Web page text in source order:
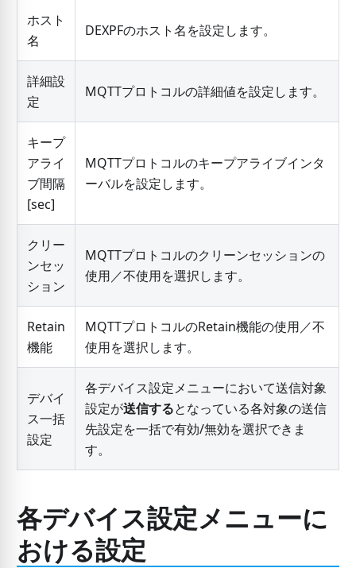
ホスト
名
DEXPFのホスト名を設定します。
詳細設
定
MQTTプロトコルの詳細値を設定します。
キープ
アライ
ブ間隔
[sec]
MQTTプロトコルのキープアライブインタ
ーバルを設定します。
クリー
ンセッ
ション
MQTTプロトコルのクリーンセッションの
使用／不使用を選択します。
Retain
機能
MQTTプロトコルのRetain機能の使用／不
使用を選択します。
デバイ
ス一括
設定
各デバイス設定メニューにおいて送信対象
設定が送信するとなっている各対象の送信
先設定を一括で有効/無効を選択できま
す。
各デバイス設定メニューに
おける設定